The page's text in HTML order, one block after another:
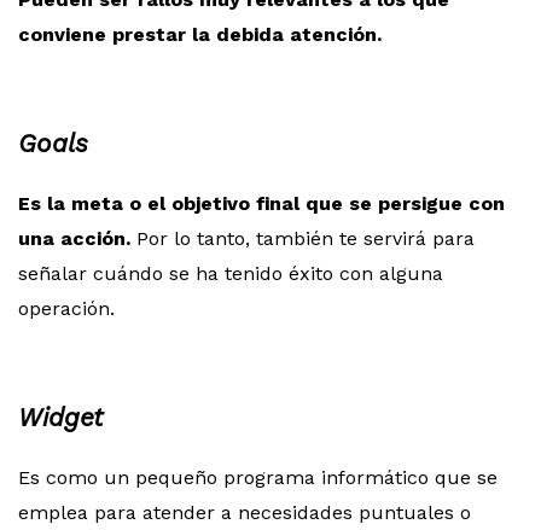
conviene prestar la debida atención.
Goals
Es la meta o el objetivo final que se persigue con
una acción. Por lo tanto, también te servirá para
señalar cuándo se ha tenido éxito con alguna
operación.
Widget
Es como un pequeño programa informático que se
emplea para atender a necesidades puntuales o